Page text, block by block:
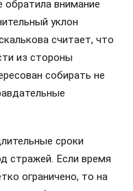
внимание
уклон
считает, что
из стороны
собирать не
сроки
стражей. Если время
ограничено, то на